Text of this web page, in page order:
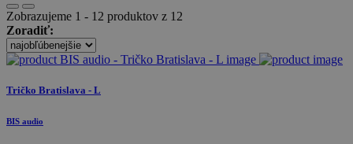
Zobrazujeme 1 - 12 produktov z 12
Zoradiť:
Tričko Bratislava - L
BIS audio